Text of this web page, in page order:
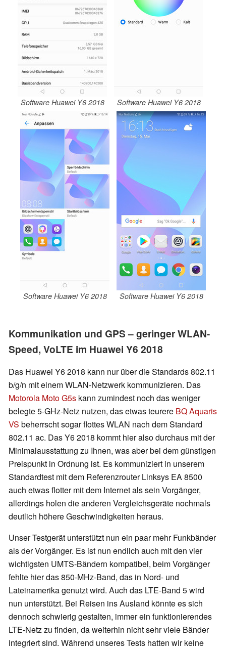
Software Huawei Y6 2018 Software Huawei Y6 2018
Software Huawei Y6 2018 Software Huawei Y6 2018
Kommunikation und GPS – geringer WLAN-
Speed, VoLTE im Huawei Y6 2018
Das Huawei Y6 2018 kann nur über die Standards 802.11
b/g/n mit einem WLAN-Netzwerk kommunizieren. Das
Motorola Moto G5s kann zumindest noch das weniger
belegte 5-GHz-Netz nutzen, das etwas teurere BQ Aquaris
VS beherrscht sogar flottes WLAN nach dem Standard
802.11 ac. Das Y6 2018 kommt hier also durchaus mit der
Minimalausstattung zu Ihnen, was aber bei dem günstigen
Preispunkt in Ordnung ist. Es kommuniziert in unserem
Standardtest mit dem Referenzrouter Linksys EA 8500
auch etwas flotter mit dem Internet als sein Vorgänger,
allerdings holen die anderen Vergleichsgeräte nochmals
deutlich höhere Geschwindigkeiten heraus.
Unser Testgerät unterstützt nun ein paar mehr Funkbänder
als der Vorgänger. Es ist nun endlich auch mit den vier
wichtigsten UMTS-Bändern kompatibel, beim Vorgänger
fehlte hier das 850-MHz-Band, das in Nord- und
Lateinamerika genutzt wird. Auch das LTE-Band 5 wird
nun unterstützt. Bei Reisen ins Ausland könnte es sich
dennoch schwierig gestalten, immer ein funktionierendes
LTE-Netz zu finden, da weiterhin nicht sehr viele Bänder
integriert sind. Während unseres Tests hatten wir keine